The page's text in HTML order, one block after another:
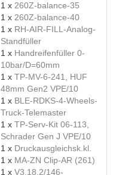
1 x 260Z-balance-35
1 x 260Z-balance-40
1 x RH-AIR-FILL-Analog-
Standfüller
1 x Handreifenfüller 0-
10bar/D=60mm
1 x TP-MV-6-241, HUF
48mm Gen2 VPE/10
1 x BLE-RDKS-4-Wheels-
Truck-Telemaster
1 x TP-Serv-Kit 06-113,
Schrader Gen J VPE/10
1 x Druckausgleichsk.kl.
1 x MA-ZN Clip-AR (261)
1 x V3.18.2/146-